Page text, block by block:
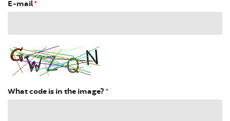
E-mail*
What code is in the image? *